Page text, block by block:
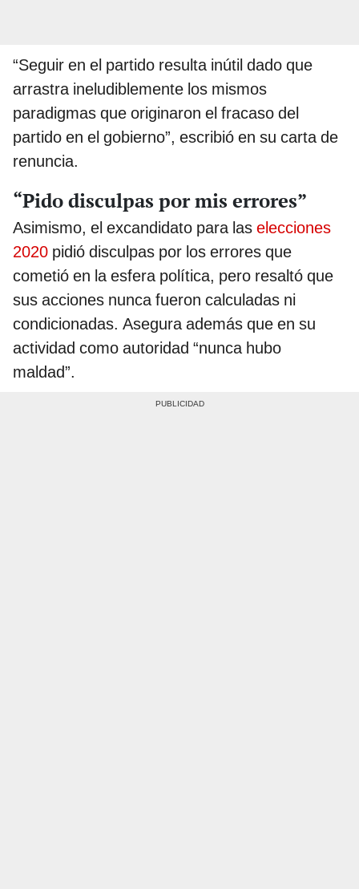
“Seguir en el partido resulta inútil dado que
arrastra ineludiblemente los mismos
paradigmas que originaron el fracaso del
partido en el gobierno”, escribió en su carta de
renuncia.
“Pido disculpas por mis errores”
Asimismo, el excandidato para las elecciones
2020 pidió disculpas por los errores que
cometió en la esfera política, pero resaltó que
sus acciones nunca fueron calculadas ni
condicionadas. Asegura además que en su
actividad como autoridad “nunca hubo
maldad”.